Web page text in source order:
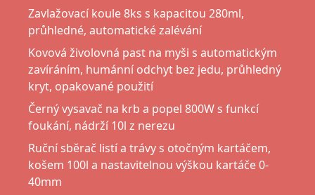
Zavlažovací koule 8ks s kapacitou 280ml,
průhledné, automatické zalévání
Kovová živolovná past na myši s automatickým
zavíráním, humánní odchyt bez jedu, průhledný
kryt, opakované použití
Černý vysavač na krb a popel 800W s funkcí
foukání, nádrží 10l z nerezu
Ruční sběrač listí a trávy s otočným kartáčem,
košem 100l a nastavitelnou výškou kartáče 0-
40mm